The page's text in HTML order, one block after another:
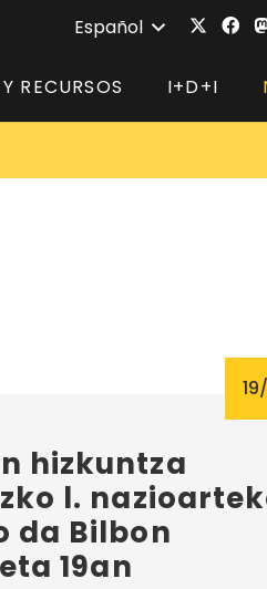
Español
RECURSOS I+D+I
hizkuntza
l.
da Bilbon
19an